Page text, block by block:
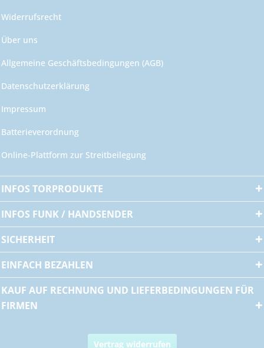
Widerrufsrecht
Über uns
Allgemeine Geschäftsbedingungen (AGB)
Datenschutzerklärung
Impressum
Batterieverordnung
Online-Plattform zur Streitbeilegung
INFOS TORPRODUKTE
INFOS FUNK / HANDSENDER
SICHERHEIT
EINFACH BEZAHLEN
KAUF AUF RECHNUNG UND LIEFERBEDINGUNGEN FÜR
FIRMEN
Vertrag widerrufen